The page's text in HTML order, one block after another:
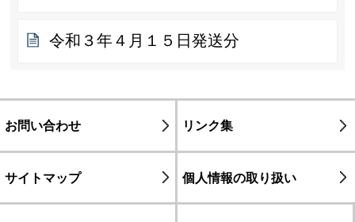
令和３年４月１５日発送分
お問い合わせ リンク集
サイトマップ 個人情報の取り扱い